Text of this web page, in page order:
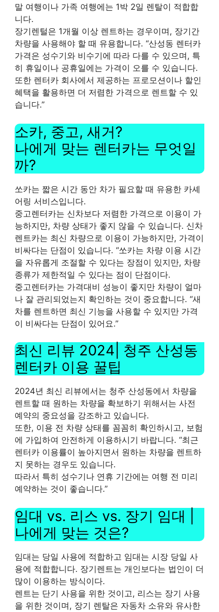
말 여행이나 가족 여행에는 1박 2일 렌탈이 적합합
니다.
장기렌털은 1개월 이상 렌트하는 경우이며, 장기간
차량을 사용해야 할 때 유용합니다. “산성동 렌터카
가격은 성수기와 비수기에 따라 다를 수 있으며, 특
히 휴일이나 공휴일에는 가격이 오를 수 있습니다.
또한 렌터카 회사에서 제공하는 프로모션이나 할인
혜택을 활용하면 더 저렴한 가격으로 렌트할 수 있
습니다.”
소카, 중고, 새거?
나에게 맞는 렌터카는 무엇일
까?
쏘카는 짧은 시간 동안 차가 필요할 때 유용한 카셰
어링 서비스입니다.
중고렌터카는 신차보다 저렴한 가격으로 이용이 가
능하지만, 차량 상태가 좋지 않을 수 있습니다. 신차
렌트카는 최신 차량으로 이용이 가능하지만, 가격이
비싸다는 단점이 있습니다. “쏘카는 차량 이용 시간
을 자유롭게 조절할 수 있다는 장점이 있지만, 차량
종류가 제한적일 수 있다는 점이 단점이다.
중고렌터카는 가격대비 성능이 좋지만 차량이 얼마
나 잘 관리되었는지 확인하는 것이 중요합니다. “새
차를 렌트하면 최신 기능을 사용할 수 있지만 가격
이 비싸다는 단점이 있어요.”
최신 리뷰 2024| 청주 산성동
렌터카 이용 꿀팁
2024년 최신 리뷰에서는 청주 산성동에서 차량을
렌트할 때 원하는 차량을 확보하기 위해서는 사전
예약의 중요성을 강조하고 있습니다.
또한, 이용 전 차량 상태를 꼼꼼히 확인하시고, 보험
에 가입하여 안전하게 이용하시기 바랍니다. “최근
렌터카 이용률이 높아지면서 원하는 차량을 렌트하
지 못하는 경우도 있습니다.
따라서 특히 성수기나 연휴 기간에는 여행 전 미리
예약하는 것이 좋습니다.”
임대 vs. 리스 vs. 장기 임대 |
나에게 맞는 것은?
임대는 당일 사용에 적합하고 임대는 시장 당일 사
용에 적합합니다. 장기렌트는 개인보다는 법인이 더
많이 이용하는 방식이다.
렌트는 단기 사용을 위한 것이고, 리스는 장기 사용
을 위한 것이며, 장기 렌탈은 자동차 소유와 유사한